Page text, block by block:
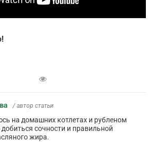
/ автор статьи
на домашних котлетах и рубленом
сочности и правильной
жира.